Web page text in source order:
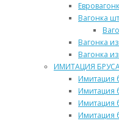
Вагонка
Вагонка
Вагонка
ИМИТАЦИЯ
Имитация
Имитация
Имитация
Имитация